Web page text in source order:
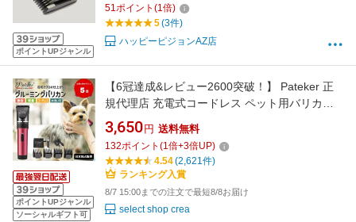
ポイントUPジャンル
51ポイント (1倍)
5(3件)
ハッピーピジョンAZ店
ポイントUPジャンル
ソーシャルギフト可
【6冠達成&レビュー2600突破！】 Pateker 正
規代理店 充電式コードレス ペット用バリカン
犬用 猫用 グルーミングセット 静音 低振動 プロ
仕様 切れ味抜群 軽量 トリミング 自宅ケア アタ
ッチメント4種付き 初心者対応 全身カット 足裏
顔周り 安全設計 収納袋付き
3,650 円 送料無料
132ポイント (1倍+3倍UP)
4.54(2,621件)
ランキング入賞
8/7 15:00までの注文で最短8/8お届け
select shop crea